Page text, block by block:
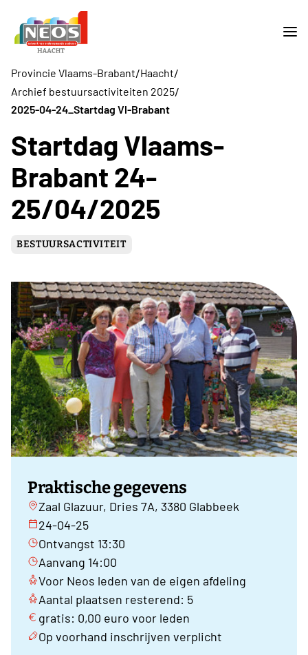
Provincie Vlaams-Brabant/Haacht/
Archief bestuursactiviteiten 2025/
2025-04-24_Startdag Vl-Brabant
Startdag Vlaams-
Brabant 24-
25/04/2025
BESTUURSACTIVITEIT
Praktische gegevens
Zaal Glazuur, Dries 7A, 3380 Glabbeek
24-04-25
Ontvangst 13:30
Aanvang 14:00
Voor Neos leden van de eigen afdeling
Aantal plaatsen resterend: 5
gratis: 0,00 euro voor leden
Op voorhand inschrijven verplicht